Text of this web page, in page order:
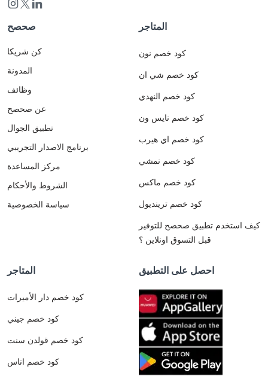
صحصح
كن شريكا
المدونة
وظائف
عن صحصح
تطبيق الجوال
برنامج الاصدار التجريبي
مركز المساعدة
الشروط والأحكام
سياسة الخصوصية
المتاجر
كود خصم نون
كود خصم شي ان
كود خصم النهدي
كود خصم نايس ون
كود خصم اي هيرب
كود خصم نمشي
كود خصم ماكس
كود خصم ترينديول
كيف استخدم تطبيق صحصح للتوفير
قبل التسوق اونلاين ؟
المتاجر
كود خصم دار الأميرات
كود خصم جيني
كود خصم قولدن سنت
كود خصم اناس
احصل على التطبيق